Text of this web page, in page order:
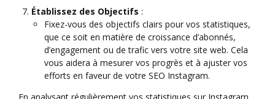
Établissez des Objectifs :
Fixez-vous des objectifs clairs pour vos statistiques,
que ce soit en matière de croissance d’abonnés,
d’engagement ou de trafic vers votre site web. Cela
vous aidera à mesurer vos progrès et à ajuster vos
efforts en faveur de votre SEO Instagram.